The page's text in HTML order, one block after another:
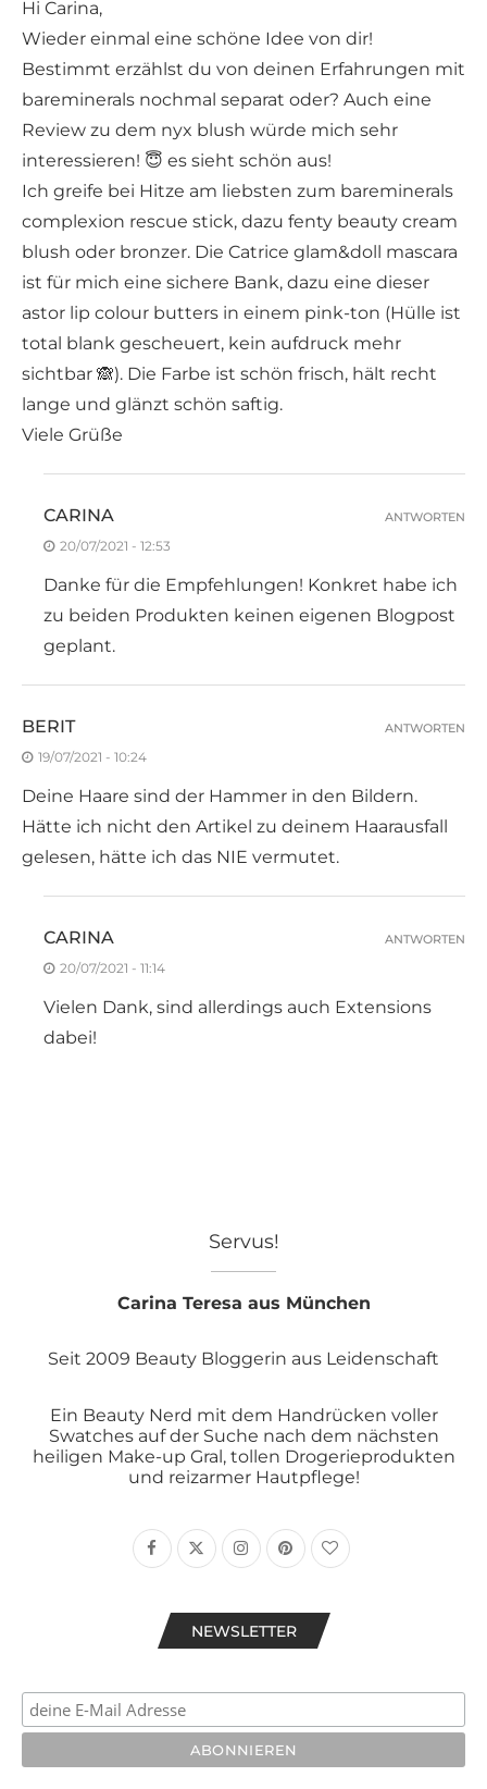
Hi Carina,
Wieder einmal eine schöne Idee von dir!
Bestimmt erzählst du von deinen Erfahrungen mit
bareminerals nochmal separat oder? Auch eine
Review zu dem nyx blush würde mich sehr
interessieren! 😇 es sieht schön aus!
Ich greife bei Hitze am liebsten zum bareminerals
complexion rescue stick, dazu fenty beauty cream
blush oder bronzer. Die Catrice glam&doll mascara
ist für mich eine sichere Bank, dazu eine dieser
astor lip colour butters in einem pink-ton (Hülle ist
total blank gescheuert, kein aufdruck mehr
sichtbar 🙈). Die Farbe ist schön frisch, hält recht
lange und glänzt schön saftig.
Viele Grüße
CARINA
20/07/2021 - 12:53
Danke für die Empfehlungen! Konkret habe ich
zu beiden Produkten keinen eigenen Blogpost
geplant.
ANTWORTEN
BERIT
19/07/2021 - 10:24
Deine Haare sind der Hammer in den Bildern.
Hätte ich nicht den Artikel zu deinem Haarausfall
gelesen, hätte ich das NIE vermutet.
ANTWORTEN
CARINA
20/07/2021 - 11:14
Vielen Dank, sind allerdings auch Extensions
dabei!
ANTWORTEN
Servus!
Carina Teresa aus München
Seit 2009 Beauty Bloggerin aus Leidenschaft
Ein Beauty Nerd mit dem Handrücken voller
Swatches auf der Suche nach dem nächsten
heiligen Make-up Gral, tollen Drogerieprodukten
und reizarmer Hautpflege!
NEWSLETTER